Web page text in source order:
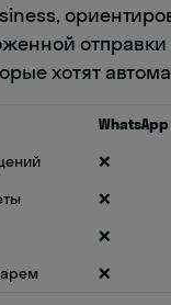
хотят
❌
❌
❌
❌